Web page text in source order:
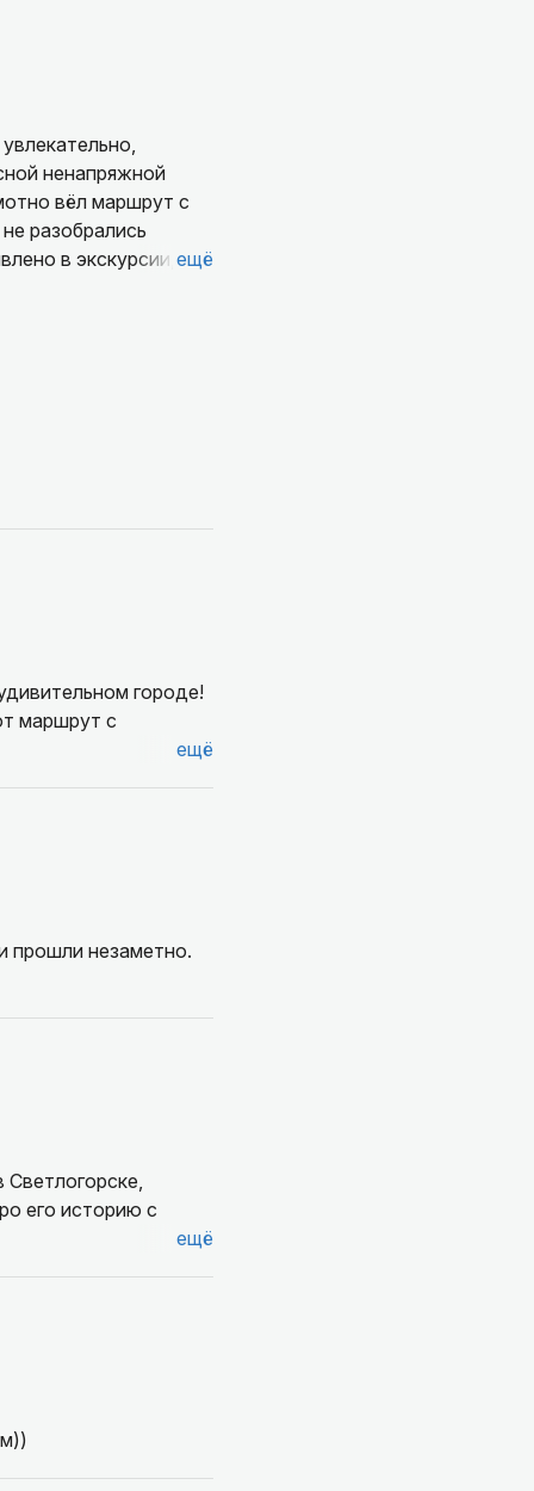
ненапряжной
вёл маршрут с
разобрались
в экскурсии, иещё
городе!
маршрут с
ещё
прошли незаметно.
Светлогорске,
его историю с
ещё